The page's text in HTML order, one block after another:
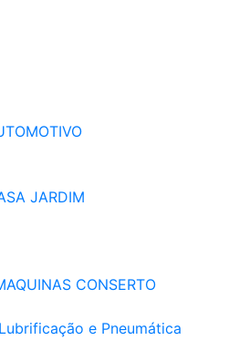
JARDIM
CONSERTO
e Pneumática